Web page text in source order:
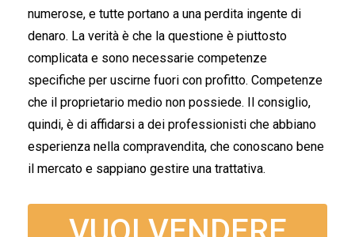
numerose, e tutte portano a una perdita ingente di
denaro. La verità è che la questione è piuttosto
complicata e sono necessarie competenze
specifiche per uscirne fuori con profitto. Competenze
che il proprietario medio non possiede. Il consiglio,
quindi, è di affidarsi a dei professionisti che abbiano
esperienza nella compravendita, che conoscano bene
il mercato e sappiano gestire una trattativa.